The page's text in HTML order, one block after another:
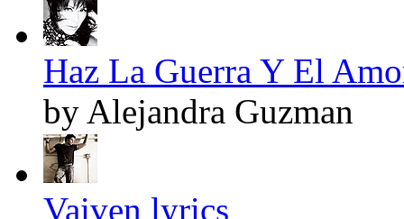
Haz La Guerra Y El
by Alejandra Guzman
Vaiven lyrics